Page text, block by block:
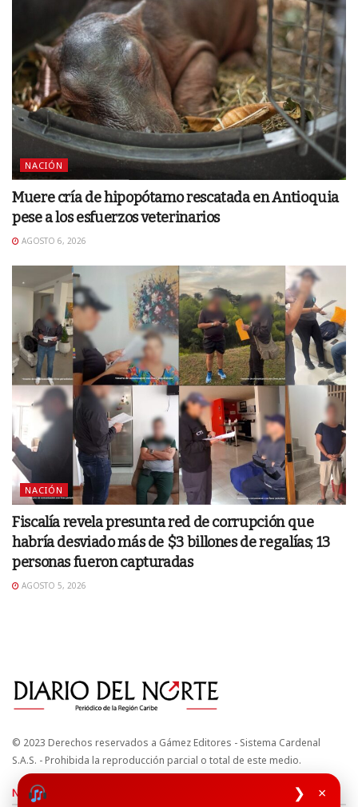
❯ ×
NACIÓN
Muere cría de hipopótamo rescatada en Antioquia
pese a los esfuerzos veterinarios
AGOSTO 6, 2026
NACIÓN
Fiscalía revela presunta red de corrupción que
habría desviado más de $3 billones de regalías; 13
personas fueron capturadas
AGOSTO 5, 2026
© 2023 Derechos reservados a Gámez Editores - Sistema Cardenal
S.A.S. - Prohibida la reproducción parcial o total de este medio.
Nuestros sitios